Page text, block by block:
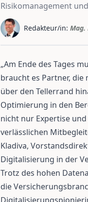
Risikomanagement
Redakteur/in: Mag.
„Am Ende des Tages
braucht es Partner,
über den Tellerrand
Optimierung in den
nicht nur Expertise
verlässlichen
Kladiva,
Digitalisierung in der
Trotz des hohen
die